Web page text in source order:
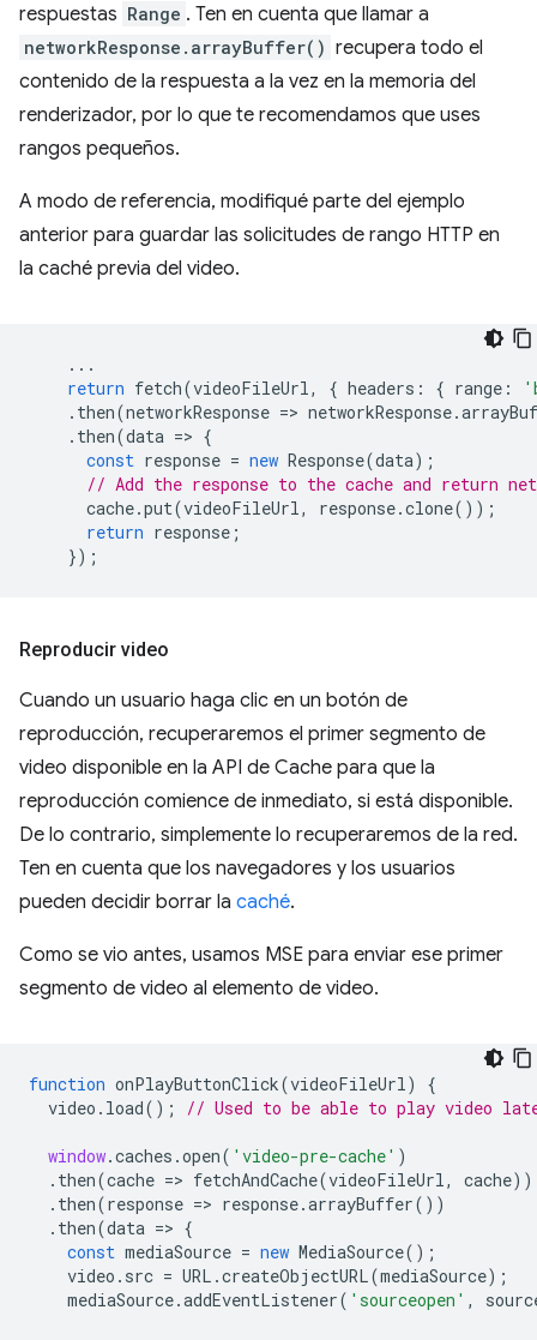
respuestas Range . Ten en cuenta que llamar a
networkResponse.arrayBuffer() recupera todo el
contenido de la respuesta a la vez en la memoria del
renderizador, por lo que te recomendamos que uses
rangos pequeños.
A modo de referencia, modifiqué parte del ejemplo
anterior para guardar las solicitudes de rango HTTP en
la caché previa del video.
...
return fetch(videoFileUrl, { headers : { range :
. then(networkResponse => networkResponse.
. then(data => {
const response = new Response(data);
// Add the response to the cache and return
cache.put(videoFileUrl, response.clone());
return response ;
});
Reproducir video
Cuando un usuario haga clic en un botón de
reproducción, recuperaremos el primer segmento de
video disponible en la API de Cache para que la
reproducción comience de inmediato, si está disponible.
De lo contrario, simplemente lo recuperaremos de la red.
Ten en cuenta que los navegadores y los usuarios
pueden decidir borrar la caché.
Como se vio antes, usamos MSE para enviar ese primer
segmento de video al elemento de video.
function onPlayButtonClick(videoFileUrl)
{
video . load(); // Used to be able to play video
window.caches .open( 'video-pre-cache' )
. then(cache => fetchAndCache(videoFileUrl, cache))
. then(response => response.arrayBuffer())
. then(data => {
const mediaSource = new MediaSource();
video . src = URL .createObjectURL(mediaSource);
mediaSource.addEventListener( 'sourceopen' ,